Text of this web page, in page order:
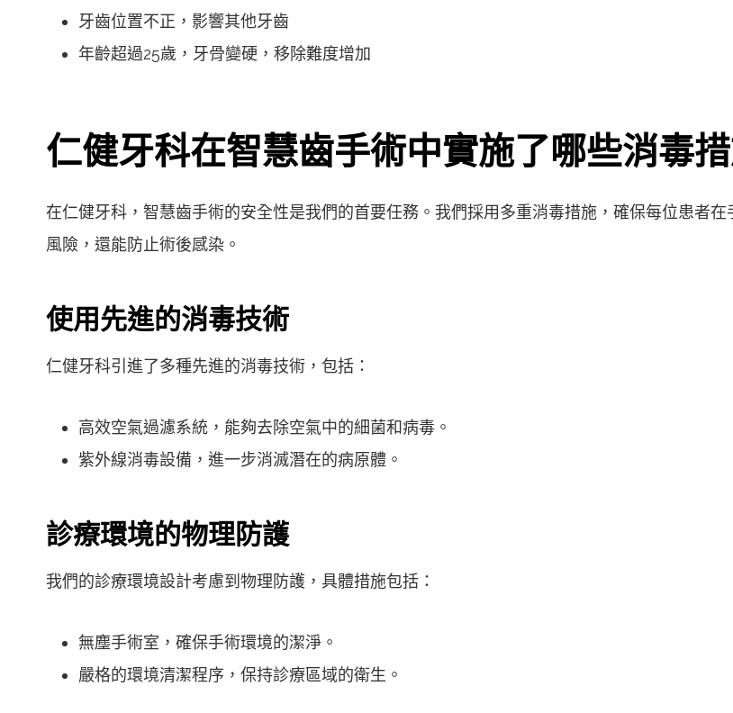
牙齒位置不正，影響其他牙齒
年齡超過25歲，牙骨變硬，移除難度增加
仁健牙科在智慧齒手術中實施了哪些消毒
在仁健牙科，智慧齒手術的安全性是我們的首要任務。我們採用多重消毒措施，確保每位患者
風險，還能防止術後感染。
使用先進的消毒技術
仁健牙科引進了多種先進的消毒技術，包括：
高效空氣過濾系統，能夠去除空氣中的細菌和病毒。
紫外線消毒設備，進一步消滅潛在的病原體。
診療環境的物理防護
我們的診療環境設計考慮到物理防護，具體措施包括：
無塵手術室，確保手術環境的潔淨。
嚴格的環境清潔程序，保持診療區域的衛生。